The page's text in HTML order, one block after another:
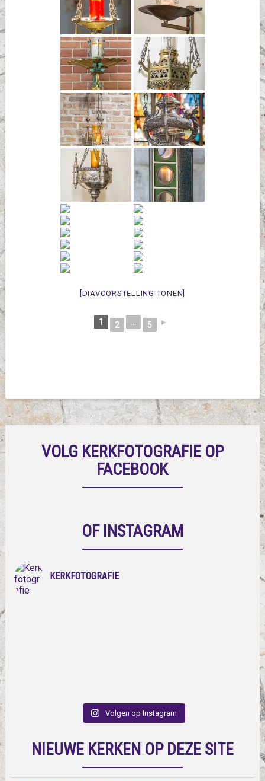
[DIAVOORSTELLING TONEN]
1 2 ... 5 ►
VOLG KERKFOTOGRAFIE OP
FACEBOOK
OF INSTAGRAM
KERKFOTOGRAFIE
Volgen op Instagram
NIEUWE KERKEN OP DEZE SITE